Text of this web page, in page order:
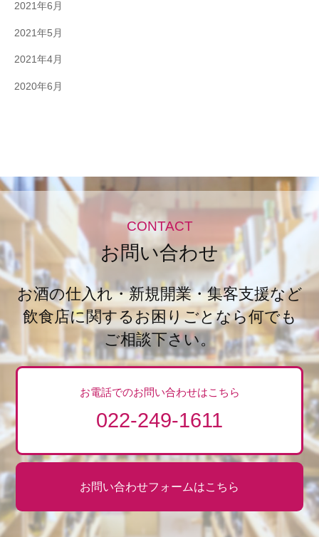
2021年6月
2021年5月
2021年4月
2020年6月
CONTACT
お問い合わせ
お酒の仕入れ・新規開業・集客支援など
飲食店に関するお困りごとなら何でも
ご相談下さい。
お電話でのお問い合わせはこちら
022-249-1611
お問い合わせフォームはこちら